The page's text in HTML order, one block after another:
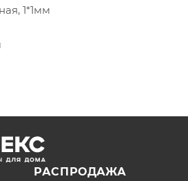
1*1мм
РАСПРОДАЖА